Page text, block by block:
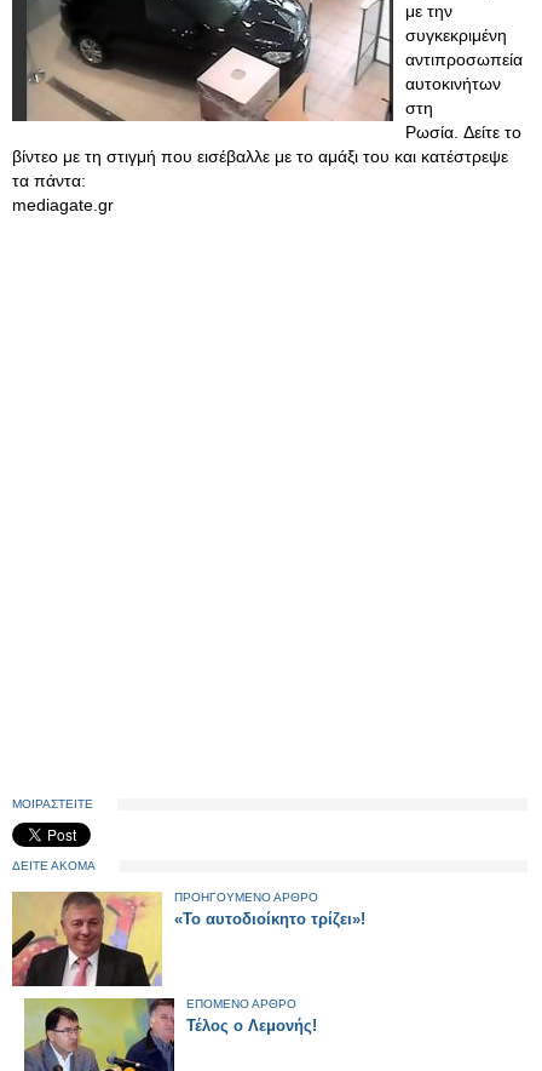
με την
συγκεκριμένη
αντιπροσωπεία
αυτοκινήτων
στη
Ρωσία. Δείτε το
βίντεο με τη στιγμή που εισέβαλλε με το αμάξι του και κατέστρεψε
τα πάντα:
mediagate.gr
ΜΟΙΡΑΣΤΕΙΤΕ
ΔΕΙΤΕ ΑΚΟΜΑ
ΠΡΟΗΓΟΥΜΕΝΟ ΑΡΘΡΟ
«Το αυτοδιοίκητο τρίζει»!
ΕΠΟΜΕΝΟ ΑΡΘΡΟ
Τέλος ο Λεμονής!